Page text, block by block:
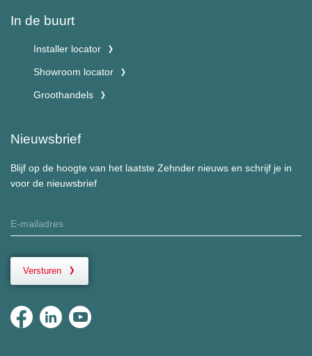
In de buurt
Installer locator
Showroom locator
Groothandels
Nieuwsbrief
Blijf op de hoogte van het laatste Zehnder nieuws en schrijf je in
voor de nieuwsbrief
Versturen